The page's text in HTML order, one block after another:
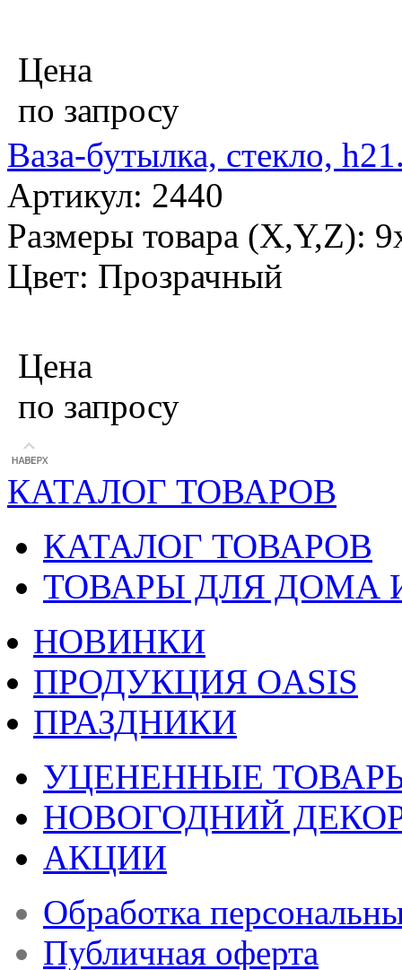
Цена
по запросу
Ваза-бутылка, стекло,
Артикул: 2440
Размеры товара (X,Y,Z):
Цвет: Прозрачный
Цена
по запросу
КАТАЛОГ ТОВАРОВ
КАТАЛОГ ТОВАРОВ
ТОВАРЫ ДЛЯ ДОМА
НОВИНКИ
ПРОДУКЦИЯ OASIS
ПРАЗДНИКИ
УЦЕНЕННЫЕ
НОВОГОДНИЙ
АКЦИИ
Обработка
Публичная оферта